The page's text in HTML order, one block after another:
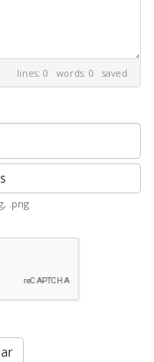
lines: 0 words: 0 saved
.png